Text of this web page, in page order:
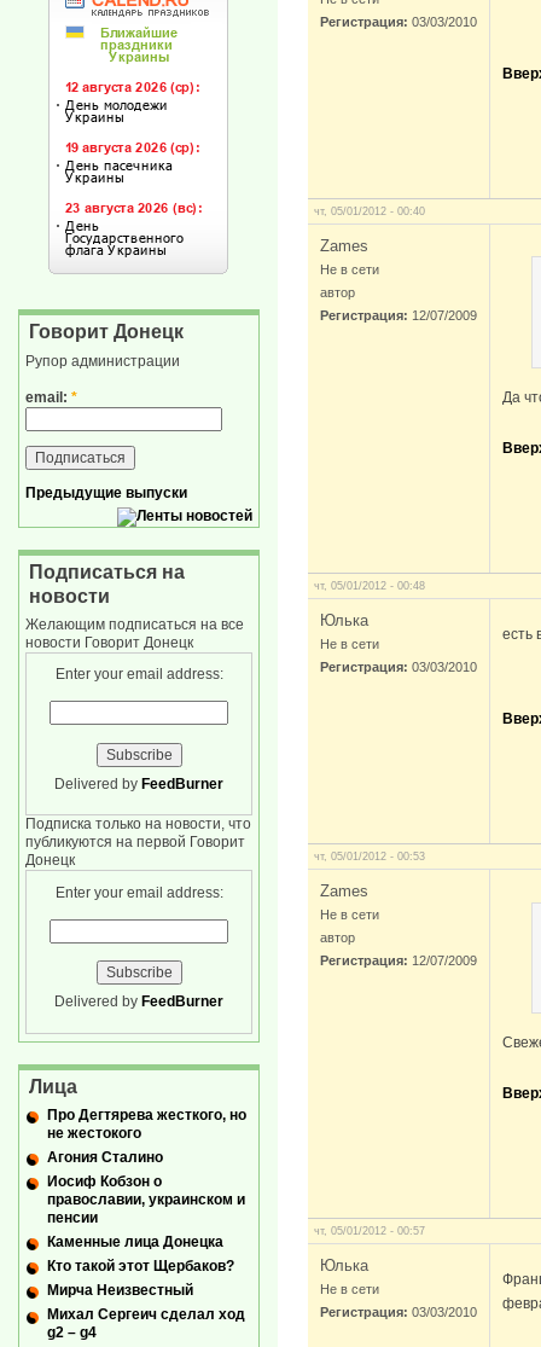
Регистрация: 03/03/2010
чт, 05/01/2012 - 00:40
Zames
Не в сети
автор
Регистрация: 12/07/2009
Да
чт, 05/01/2012 - 00:48
Юлька
Не в сети
Регистрация: 03/03/2010
есть
чт, 05/01/2012 - 00:53
Zames
Не в сети
автор
Регистрация: 12/07/2009
чт, 05/01/2012 - 00:57
Юлька
Не в сети
Регистрация: 03/03/2010
Говорит Донецк
Рупор администрации
email: *
Предыдущие выпуски
Подписаться на
новости
Желающим подписаться на все
новости Говорит Донецк
Enter your email address:
Delivered by FeedBurner
Подписка только на новости, что
публикуются на первой Говорит
Донецк
Enter your email address:
Delivered by FeedBurner
Лица
Про Дегтярева жесткого, но
не жестокого
Агония Сталино
Иосиф Кобзон о
православии, украинском и
пенсии
Каменные лица Донецка
Кто такой этот Щербаков?
Мирча Неизвестный
Михал Сергеич сделал ход
g2 – g4